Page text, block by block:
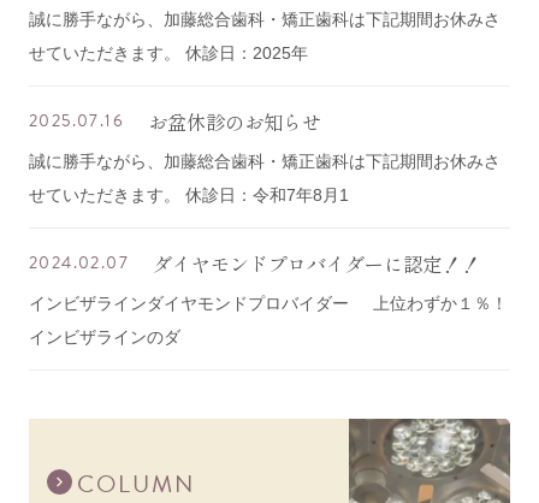
誠に勝手ながら、加藤総合歯科・矯正歯科は下記期間お休みさ
せていただきます。 休診日：2025年
2025.07.16 お盆休診のお知らせ
誠に勝手ながら、加藤総合歯科・矯正歯科は下記期間お休みさ
せていただきます。 休診日：令和7年8月1
2024.02.07 ダイヤモンドプロバイダーに認定！！
インビザラインダイヤモンドプロバイダー 上位わずか１％！
インビザラインのダ
COLUMN